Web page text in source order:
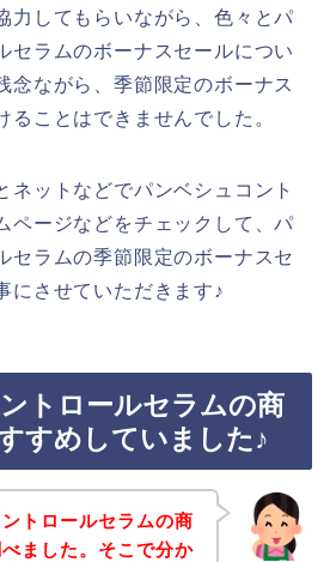
力してもらいながら、色々とパ
セラムのボーナスセールについ
念ながら、季節限定のボーナス
ることはできませんでした。
ネットなどでパンベシュコント
ページなどをチェックして、パ
セラムの季節限定のボーナスセ
にさせていただきます♪
トロールセラムの商
すめしていました♪
トロールセラムの商
ました。そこで分か